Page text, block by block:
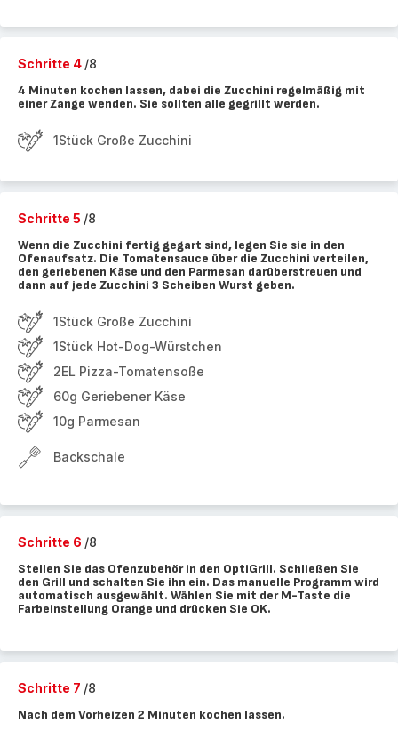
Schritte 4 /8
4 Minuten kochen lassen, dabei die Zucchini regelmäßig mit
einer Zange wenden. Sie sollten alle gegrillt werden.
1Stück Große Zucchini
Schritte 5 /8
Wenn die Zucchini fertig gegart sind, legen Sie sie in den
Ofenaufsatz. Die Tomatensauce über die Zucchini verteilen,
den geriebenen Käse und den Parmesan darüberstreuen und
dann auf jede Zucchini 3 Scheiben Wurst geben.
1Stück Große Zucchini
1Stück Hot-Dog-Würstchen
2EL Pizza-Tomatensoße
60g Geriebener Käse
10g Parmesan
Backschale
Schritte 6 /8
Stellen Sie das Ofenzubehör in den OptiGrill. Schließen Sie
den Grill und schalten Sie ihn ein. Das manuelle Programm wird
automatisch ausgewählt. Wählen Sie mit der M-Taste die
Farbeinstellung Orange und drücken Sie OK.
Schritte 7 /8
Nach dem Vorheizen 2 Minuten kochen lassen.